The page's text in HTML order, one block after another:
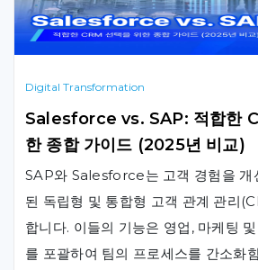
Digital Transformation
Salesforce vs. SAP: 적합한
한 종합 가이드 (2025년 비교)
SAP와 Salesforce는 고객 경험을 개
된 독립형 및 통합형 고객 관계 관리
합니다. 이들의 기능은 영업, 마케팅
를 포괄하여 팀의 프로세스를 간소화